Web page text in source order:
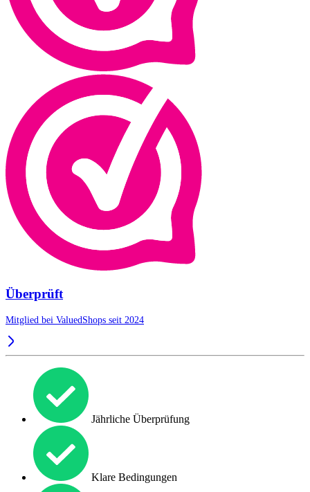
Überprüft
Mitglied bei ValuedShops seit 2024
Jährliche Überprüfung
Klare Bedingungen